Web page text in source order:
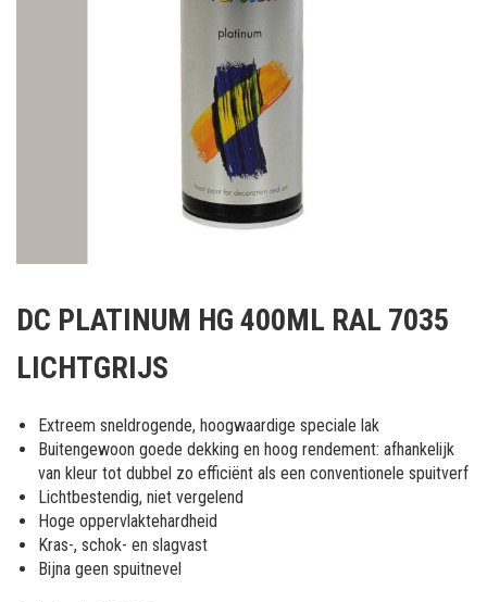
het
van
afbeeldingen-
gallerij
DC PLATINUM HG 400ML RAL 7035
LICHTGRIJS
Extreem sneldrogende, hoogwaardige speciale lak
Buitengewoon goede dekking en hoog rendement: afhankelijk
van kleur tot dubbel zo efficiënt als een conventionele spuitverf
Lichtbestendig, niet vergelend
Hoge oppervlaktehardheid
Kras-, schok- en slagvast
Bijna geen spuitnevel